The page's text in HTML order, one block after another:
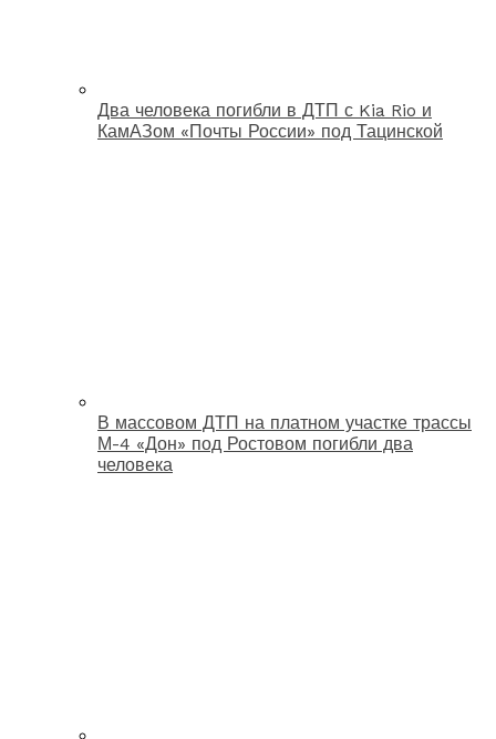
Два человека погибли в ДТП с Kia Rio и
КамАЗом «Почты России» под Тацинской
В массовом ДТП на платном участке трассы
М-4 «Дон» под Ростовом погибли два
человека